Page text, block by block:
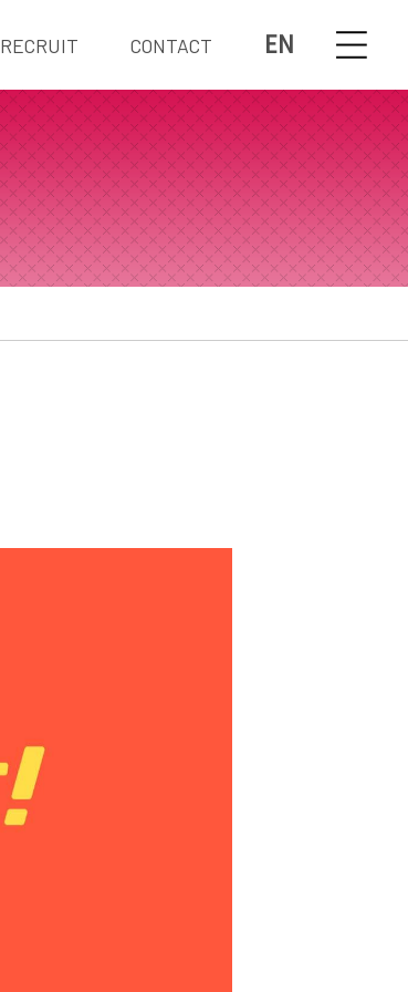
EN
RECRUIT CONTACT